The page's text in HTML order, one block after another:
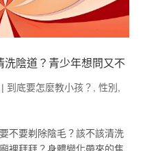
陰道？青少年想問又不
到底要怎麼教小孩？ 性別
不要剃除陰毛？該不該清洗
裡拜拜？身體變化帶來的焦